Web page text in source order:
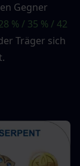
Gegner
% / 35 % / 42
Träger sich